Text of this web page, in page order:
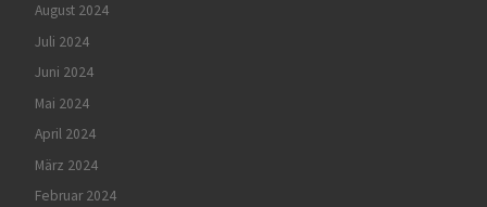
August 2024
Juli 2024
Juni 2024
Mai 2024
April 2024
März 2024
Februar 2024